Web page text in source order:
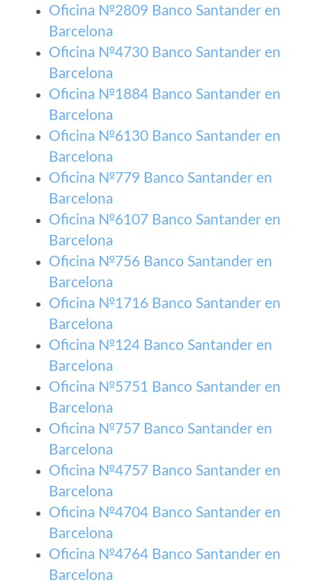
Oficina №2809 Banco Santander en
Barcelona
Oficina №4730 Banco Santander en
Barcelona
Oficina №1884 Banco Santander en
Barcelona
Oficina №6130 Banco Santander en
Barcelona
Oficina №779 Banco Santander en
Barcelona
Oficina №6107 Banco Santander en
Barcelona
Oficina №756 Banco Santander en
Barcelona
Oficina №1716 Banco Santander en
Barcelona
Oficina №124 Banco Santander en
Barcelona
Oficina №5751 Banco Santander en
Barcelona
Oficina №757 Banco Santander en
Barcelona
Oficina №4757 Banco Santander en
Barcelona
Oficina №4704 Banco Santander en
Barcelona
Oficina №4764 Banco Santander en
Barcelona